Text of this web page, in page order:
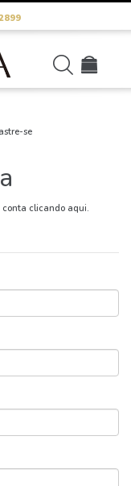
se
conta clicando aqui.